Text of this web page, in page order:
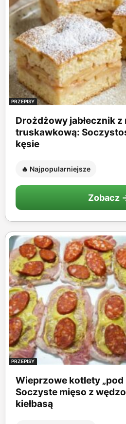
PRZEPISY
Drożdżowy jabłecznik z
truskawkową:
kęsie
🔥 Najpopularniejsze
Zobacz
PRZEPISY
Wieprzowe kotlety „pod
Soczyste mięso z
kiełbasą